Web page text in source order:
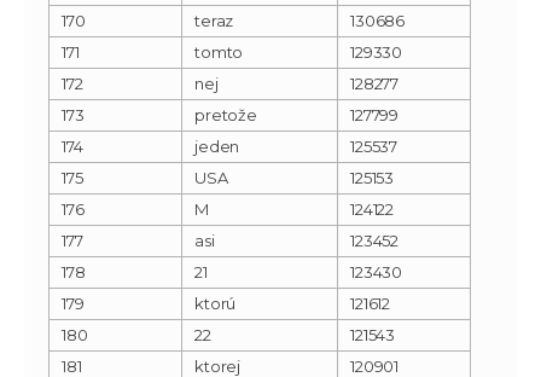
170
teraz
130686
171
tomto
129330
172
nej
128277
173
pretože
127799
174
jeden
125537
175
USA
125153
176
M
124122
177
asi
123452
178
21
123430
179
ktorú
121612
180
22
121543
181
ktorej
120901